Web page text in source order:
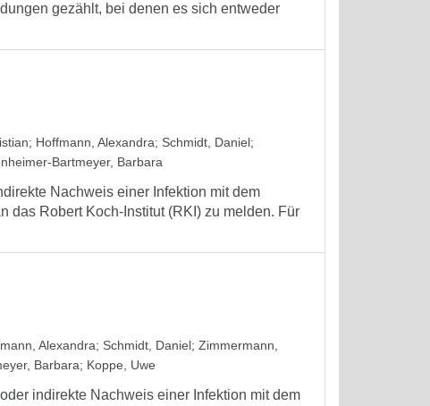
gezählt, bei denen es sich entweder
; Hoffmann, Alexandra; Schmidt, Daniel;
Bartmeyer, Barbara
Nachweis einer Infektion mit dem
das Robert Koch-Institut (RKI) zu melden. Für
Alexandra; Schmidt, Daniel; Zimmermann,
Barbara; Koppe, Uwe
indirekte Nachweis einer Infektion mit dem